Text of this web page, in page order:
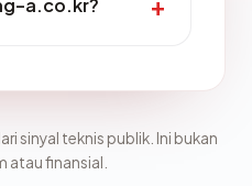
a.co.kr?
sinyal teknis publik. Ini bukan
atau finansial.